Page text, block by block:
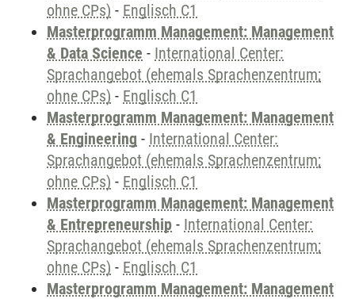
ohne CPs) - Englisch C1
Masterprogramm Management: Management
& Data Science - International Center:
Sprachangebot (ehemals Sprachenzentrum;
ohne CPs) - Englisch C1
Masterprogramm Management: Management
& Engineering - International Center:
Sprachangebot (ehemals Sprachenzentrum;
ohne CPs) - Englisch C1
Masterprogramm Management: Management
& Entrepreneurship - International Center:
Sprachangebot (ehemals Sprachenzentrum;
ohne CPs) - Englisch C1
Masterprogramm Management: Management